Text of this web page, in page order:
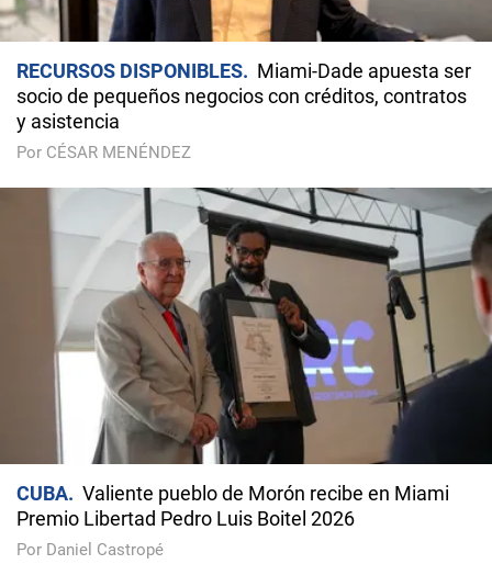
RECURSOS DISPONIBLES
Miami-Dade apuesta ser
socio de pequeños negocios con créditos, contratos
y asistencia
Por CÉSAR MENÉNDEZ
CUBA
Valiente pueblo de Morón recibe en Miami
Premio Libertad Pedro Luis Boitel 2026
Por Daniel Castropé